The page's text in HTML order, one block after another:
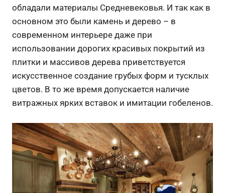
обладали материалы Средневековья. И так как в
основном это были камень и дерево – в
современном интерьере даже при
использовании дорогих красивых покрытий из
плитки и массивов дерева приветствуется
искусственное создание грубых форм и тусклых
цветов. В то же время допускается наличие
витражных ярких вставок и имитации гобеленов.